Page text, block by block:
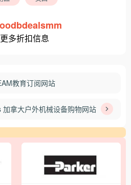
多折扣信息
教育订阅网站
加拿大户外机械设备购物网站